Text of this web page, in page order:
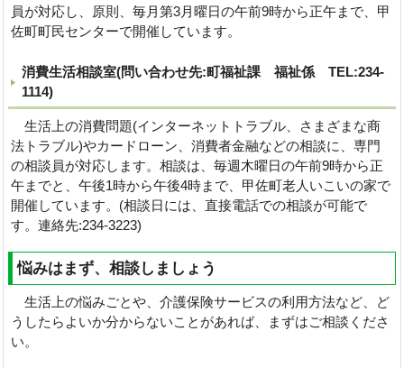
員が対応し、原則、毎月第3月曜日の午前9時から正午まで、甲
佐町町民センターで開催しています。
消費生活相談室(問い合わせ先:町福祉課 福祉係 TEL:234-
1114)
生活上の消費問題(インターネットトラブル、さまざまな商
法トラブル)やカードローン、消費者金融などの相談に、専門
の相談員が対応します。相談は、毎週木曜日の午前9時から正
午までと、午後1時から午後4時まで、甲佐町老人いこいの家で
開催しています。(相談日には、直接電話での相談が可能で
す。連絡先:234-3223)
悩みはまず、相談しましょう
生活上の悩みごとや、介護保険サービスの利用方法など、ど
うしたらよいか分からないことがあれば、まずはご相談くださ
い。